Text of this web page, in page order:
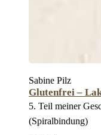
Sabine Pilz
Glutenfrei –
5. Teil meiner
(Spiralbindung)